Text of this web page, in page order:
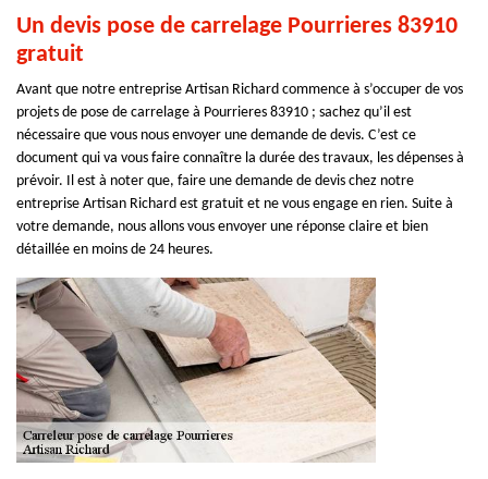
Un devis pose de carrelage Pourrieres 83910
gratuit
Avant que notre entreprise Artisan Richard commence à s’occuper de vos
projets de pose de carrelage à Pourrieres 83910 ; sachez qu’il est
nécessaire que vous nous envoyer une demande de devis. C’est ce
document qui va vous faire connaître la durée des travaux, les dépenses à
prévoir. Il est à noter que, faire une demande de devis chez notre
entreprise Artisan Richard est gratuit et ne vous engage en rien. Suite à
votre demande, nous allons vous envoyer une réponse claire et bien
détaillée en moins de 24 heures.